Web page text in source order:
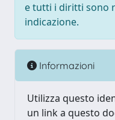
e tutti i diritti sono
indicazione.
Informazioni
Utilizza questo
un link a questo